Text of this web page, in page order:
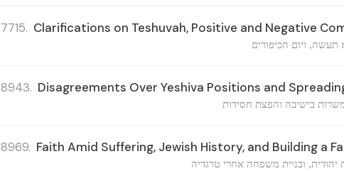
7715. Clarifications on Teshuvah, Positive and Negative
ויום הכיפורים
8943. Disagreements Over Yeshiva Positions and
בישיבה והפצת חסידות
8969. Faith Amid Suffering, Jewish History, and Building a
יהודית, ובניית משפחה אחרי טרגדיה